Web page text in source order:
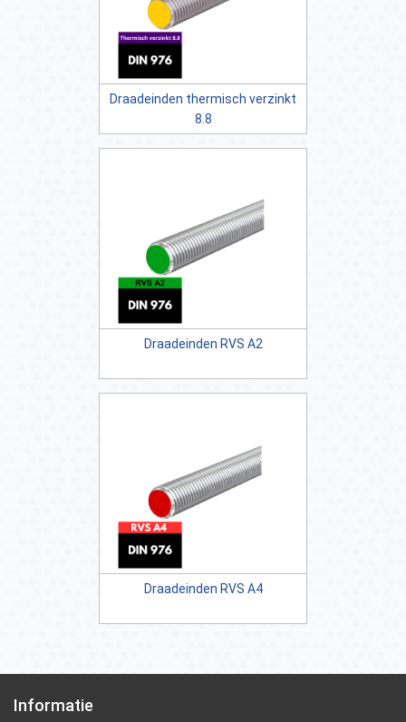
Draadeinden thermisch verzinkt
8.8
Draadeinden RVS A2
Draadeinden RVS A4
Informatie